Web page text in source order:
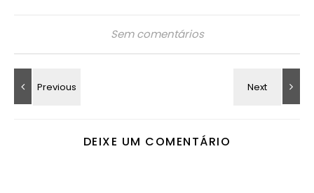
Sem comentários
DEIXE UM COMENTÁRIO